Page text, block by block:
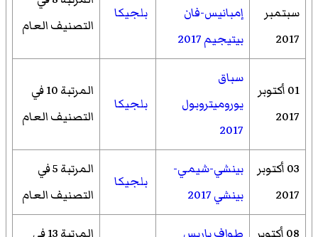
سبتمبر
2017
إمبانيس-فان
بيتيجيم 2017
بلجيكا
التصنيف العام
01 أكتوبر
2017
سباق
يوروميتروبول
2017
بلجيكا
المرتبة 10 في
التصنيف العام
03 أكتوبر
2017
بينشي-شيمي-
بينشي 2017
بلجيكا
المرتبة 5 في
التصنيف العام